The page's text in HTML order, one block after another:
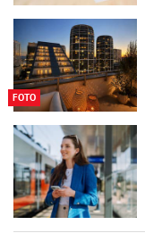
FOTO